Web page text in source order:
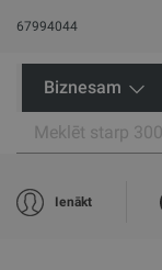
67994044
Biznesam
Ienākt